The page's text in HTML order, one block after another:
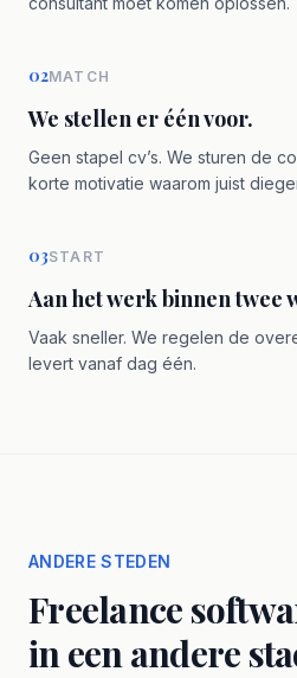
02MATCH
We stellen er één voor.
Geen stapel cv’s. We sturen de
korte motivatie waarom juist
03START
Aan het werk binnen twee
Vaak sneller. We regelen de
levert vanaf dag één.
ANDERE STEDEN
Freelance
in een andere